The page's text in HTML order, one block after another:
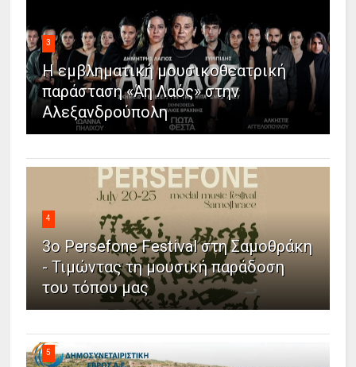
3
Η εμβληματική μουσικοθεατρική
παράσταση «Άη Λαός» στην
Αλεξανδρούπολη
4
3ο Persefone Festival στη Σαμοθράκη
- Τιμώντας τη μουσική παράδοση
του τόπου μας
5